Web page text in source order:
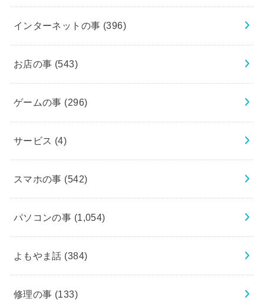
インターネットの事 (396)
お店の事 (543)
ゲームの事 (296)
サービス (4)
スマホの事 (542)
パソコンの事 (1,054)
よもやま話 (384)
修理の事 (133)